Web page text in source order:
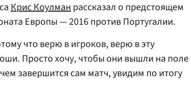
Крис Коулманрассказал о предстоящем
Европы — 2016 против Португалии.
что верю в игроков, верю в эту
Просто хочу, чтобы они вышли на поле
завершится сам матч, увидим по итогу